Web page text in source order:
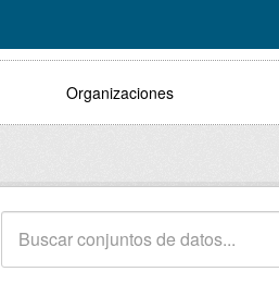
Organizaciones